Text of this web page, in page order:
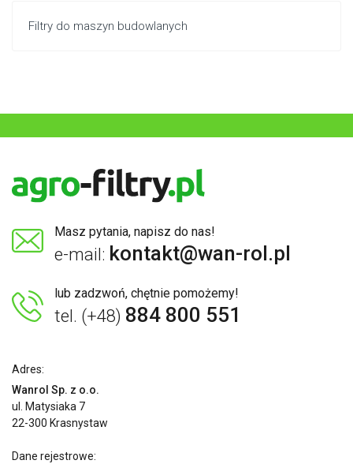
Filtry do maszyn budowlanych
Masz pytania, napisz do nas!
e-mail: kontakt@wan-rol.pl
lub zadzwoń, chętnie pomożemy!
tel. (+48) 884 800 551
Adres:
Wanrol Sp. z o.o.
ul. Matysiaka 7
22-300 Krasnystaw
Dane rejestrowe: